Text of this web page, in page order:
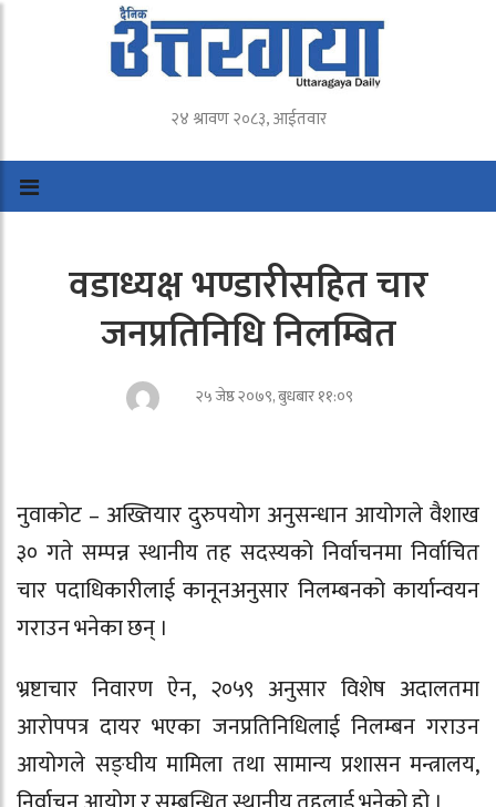
२४ श्रावण २०८३, आईतवार
वडाध्यक्ष भण्डारीसहित चार
जनप्रतिनिधि निलम्बित
२५ जेष्ठ २०७९, बुधबार ११:०९
नुवाकोट – अख्तियार दुरुपयोग अनुसन्धान आयोगले वैशाख
३० गते सम्पन्न स्थानीय तह सदस्यको निर्वाचनमा निर्वाचित
चार पदाधिकारीलाई कानूनअनुसार निलम्बनको कार्यान्वयन
गराउनभनेका छन् ।
भ्रष्टाचार निवारण ऐन, २०५९ अनुसार विशेष अदालतमा
आरोपपत्र दायर भएका जनप्रतिनिधिलाई निलम्बन गराउन
आयोगले सङ्घीय मामिला तथा सामान्य प्रशासन मन्त्रालय,